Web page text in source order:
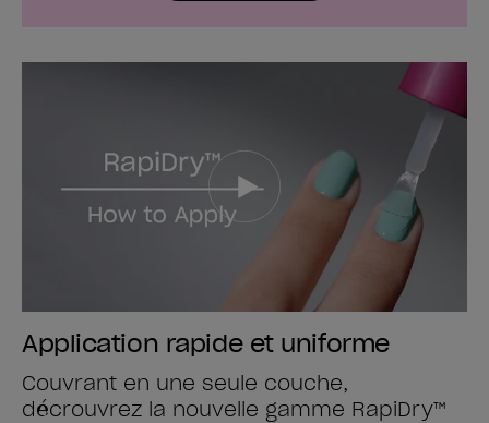
Application rapide et uniforme
Couvrant en une seule couche,
décrouvrez la nouvelle gamme RapiDry™